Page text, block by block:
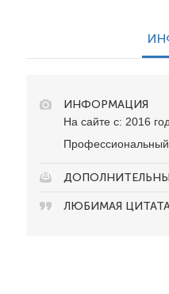
ИНФОРМАЦИЯ
На сайте с: 2016
ЛЮБИМАЯ